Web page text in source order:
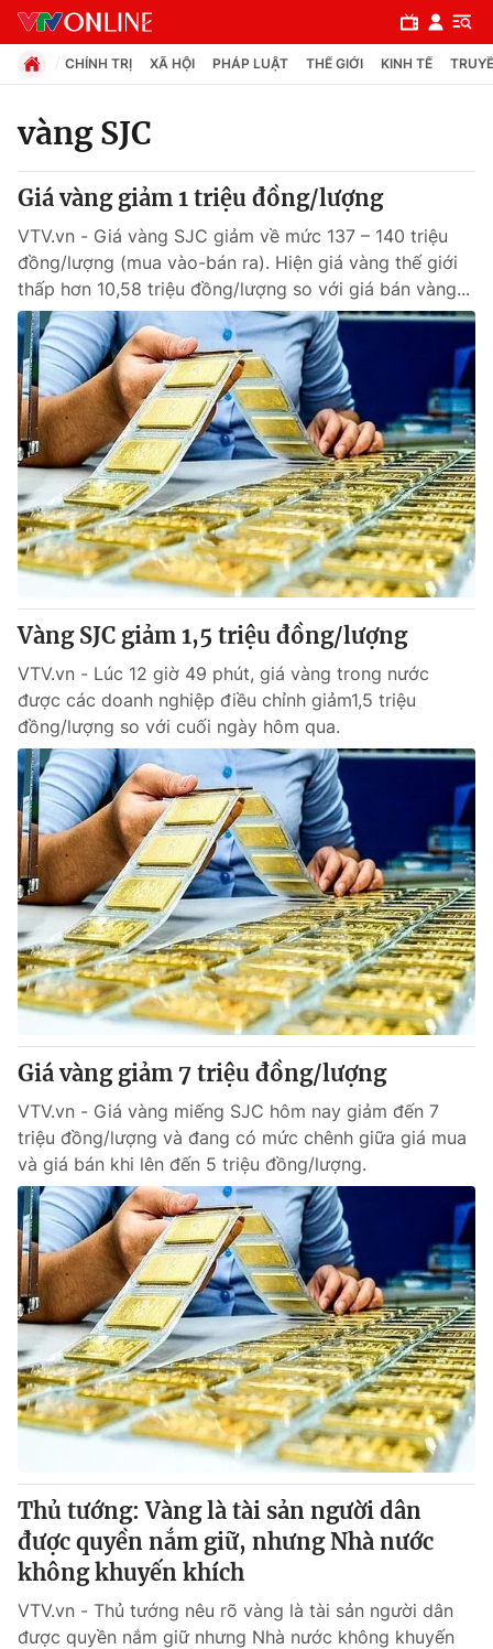
Chuyên mục
Xã hội
Pháp luật
Y tế
Thế giới
Tin tức
Thế giới đó đây
Câu chuyện quốc tế
Kinh tế
Tài chính
Thị trường
Góc doanh nghiệp
Dữ liệu và đời sống
Truyền hình
Phim VTV
Hậu trường
Nhân vật
Khán giả
Giải sao mai
Giải trí
Điện ảnh
Âm nhạc
Sao
Đời sống
Du lịch
Làm đẹp
Chất lượng cuộc sống
Giáo dục
Tuyển sinh
Học trực tuyến
Công nghệ
Hitech Công nghệ tương lai
Sản phẩm
Thị trường
Tư vấn
Giao lưu trực tuyến
Lịch phát sóng
Chuyên mục khác
Emagazine Podcast
Photo Infographic
Video Shorts video
VTV Money VTV Thể thao
VTV Sức khoẻ Bất động sản
Thị trường 24h Tấm lòng Việt
VTV4 Vươn mình bằng AI
VTV9 VTV8
CHÍNH TRỊ XÃ HỘI PHÁP LUẬT THẾ GIỚI KINH TẾ
vàng SJC
Giá vàng giảm 1 triệu đồng/lượng
VTV.vn - Giá vàng SJC giảm về mức 137 – 140 triệu
đồng/lượng (mua vào-bán ra). Hiện giá vàng thế giới
thấp hơn 10,58 triệu đồng/lượng so với giá bán vàng...
Vàng SJC giảm 1,5 triệu đồng/lượng
VTV.vn - Lúc 12 giờ 49 phút, giá vàng trong nước
được các doanh nghiệp điều chỉnh giảm1,5 triệu
đồng/lượng so với cuối ngày hôm qua.
Giá vàng giảm 7 triệu đồng/lượng
VTV.vn - Giá vàng miếng SJC hôm nay giảm đến 7
triệu đồng/lượng và đang có mức chênh giữa giá mua
và giá bán khi lên đến 5 triệu đồng/lượng.
Thủ tướng: Vàng là tài sản người dân
được quyền nắm giữ, nhưng Nhà nước
không khuyến khích
VTV.vn - Thủ tướng nêu rõ vàng là tài sản người dân
được quyền nắm giữ nhưng Nhà nước không khuyến